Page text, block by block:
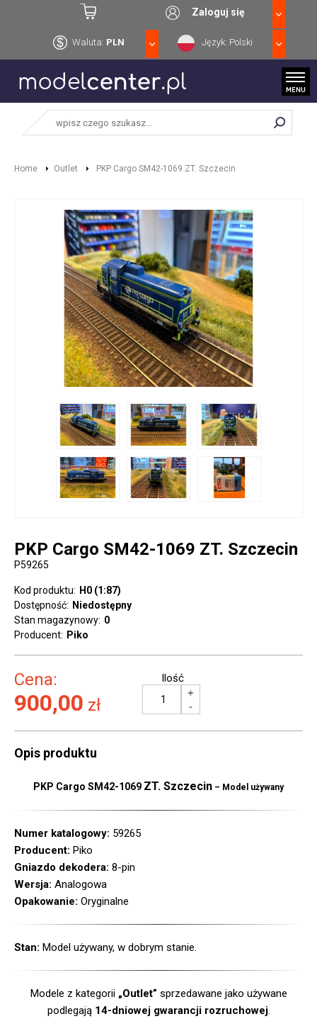
Zaloguj się
Waluta: PLN Język: Polski
Home Outlet PKP Cargo SM42-1069 ZT. Szczecin
PKP Cargo SM42-1069 ZT. Szczecin
P59265
Kod produktu: H0 (1:87)
Dostępność: Niedostępny
Stan magazynowy: 0
Producent: Piko
Cena:
900,00 zł
Ilość
Opis produktu
PKP Cargo SM42-1069 ZT. Szczecin – Model używany
Numer katalogowy: 59265
Producent: Piko
Gniazdo dekodera: 8-pin
Wersja: Analogowa
Opakowanie: Oryginalne
Stan: Model używany, w dobrym stanie.
Modele z kategorii „Outlet” sprzedawane jako używane
podlegają 14-dniowej gwarancji rozruchowej.